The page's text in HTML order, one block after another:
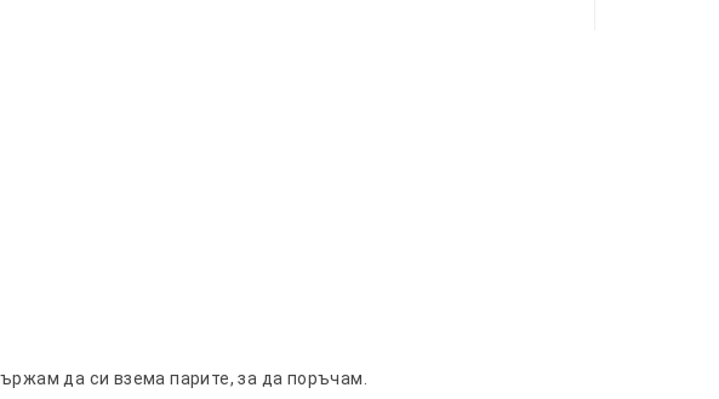
да си взема парите, за да поръчам.